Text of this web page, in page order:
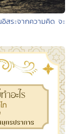
สระจากความคิด จะ